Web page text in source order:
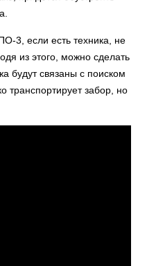
3, если есть техника, не
из этого, можно сделать
будут связаны с поиском
транспортирует забор, но